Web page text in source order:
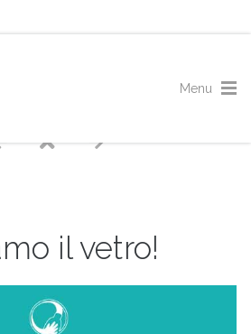
il vetro!